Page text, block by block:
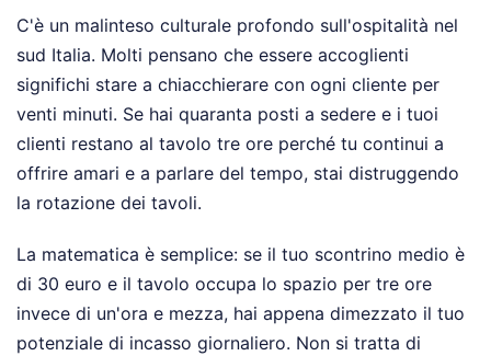
C'è un malinteso culturale profondo sull'ospitalità nel
sud Italia. Molti pensano che essere accoglienti
significhi stare a chiacchierare con ogni cliente per
venti minuti. Se hai quaranta posti a sedere e i tuoi
clienti restano al tavolo tre ore perché tu continui a
offrire amari e a parlare del tempo, stai distruggendo
la rotazione dei tavoli.
La matematica è semplice: se il tuo scontrino medio è
di 30 euro e il tavolo occupa lo spazio per tre ore
invece di un'ora e mezza, hai appena dimezzato il tuo
potenziale di incasso giornaliero. Non si tratta di